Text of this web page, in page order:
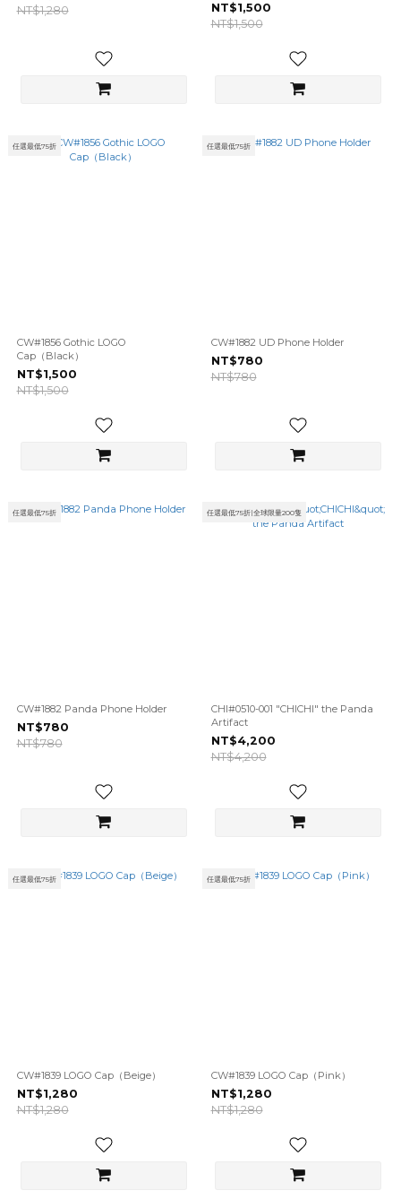
NT$1,280
NT$1,500
NT$1,500
任選最低75折
CW#1856 Gothic LOGO
Cap（Black）
NT$1,500
NT$1,500
任選最低75折
CW#1882 UD Phone Holder
NT$780
NT$780
任選最低75折
CW#1882 Panda Phone Holder
NT$780
NT$780
任選最低75折|全球限量200隻
CHI#0510-001 "CHICHI" the Panda
Artifact
NT$4,200
NT$4,200
任選最低75折
CW#1839 LOGO Cap（Beige）
NT$1,280
NT$1,280
任選最低75折
CW#1839 LOGO Cap（Pink）
NT$1,280
NT$1,280